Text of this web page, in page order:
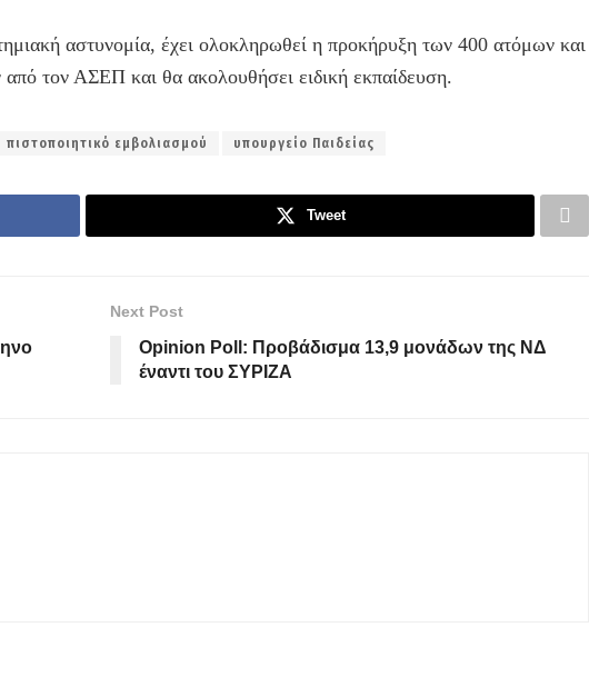
αστυνομία, έχει ολοκληρωθεί η προκήρυξη των 400 ατόμων και
τον ΑΣΕΠ και θα ακολουθήσει ειδική εκπαίδευση.
πιστοποιητικό εμβολιασμού υπουργείο Παιδείας
Tweet
Next Post
Opinion Poll: Προβάδισμα 13,9 μονάδων της ΝΔ
έναντι του ΣΥΡΙΖΑ